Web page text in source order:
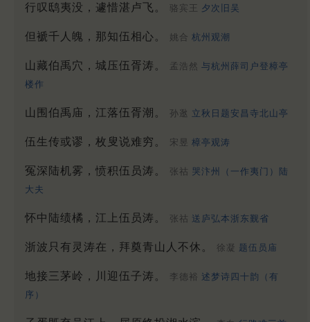
行叹鸱夷没，遽惜湛卢飞。 骆宾王 夕次旧吴
但褫千人魄，那知伍相心。 姚合 杭州观潮
山藏伯禹穴，城压伍胥涛。 孟浩然 与杭州薛司户登樟亭
楼作
山围伯禹庙，江落伍胥潮。 孙逖 立秋日题安昌寺北山亭
伍生传或谬，枚叟说难穷。 宋昱 樟亭观涛
冤深陆机雾，愤积伍员涛。 张祜 哭汴州（一作夷门）陆
大夫
怀中陆绩橘，江上伍员涛。 张祜 送庐弘本浙东觐省
浙波只有灵涛在，拜奠青山人不休。 徐凝 题伍员庙
地接三茅岭，川迎伍子涛。 李德裕 述梦诗四十韵（有
序）